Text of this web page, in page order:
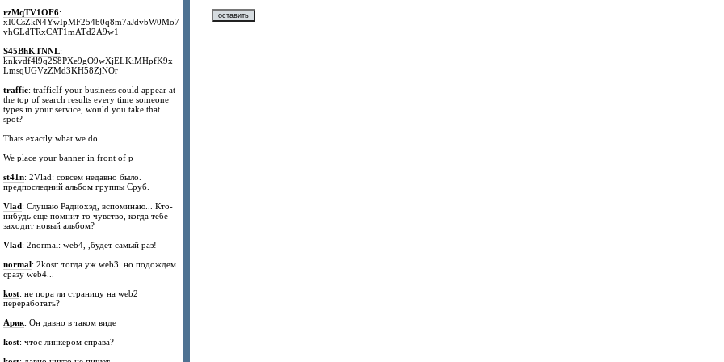
rzMqTV1OF6:
xI0CsZkN4YwIpMF254b0q8m7aJdvbW0Mo7
vhGLdTRxCAT1mATd2A9w1
S45BhKTNNL:
knkvdf4l9q2S8PXe9gO9wXjELKiMHpfK9x
LmsqUGVzZMd3KH58ZjNOr
traffic: trafficIf your business could appear at
the top of search results every time someone
types in your service, would you take that
spot?
Thats exactly what we do.
We place your banner in front of p
st41n: 2Vlad: совсем недавно было.
предпоследний альбом группы Сруб.
Vlad: Слушаю Радиохэд, вспоминаю... Кто-
нибудь еще помнит то чувство, когда тебе
заходит новый альбом?
Vlad: 2normal: web4, ,будет самый раз!
normal: 2kost: тогда уж web3. но подождем
сразу web4...
kost: не пора ли страницу на web2
переработать?
Арик: Он давно в таком виде
kost: чтос линкером справа?